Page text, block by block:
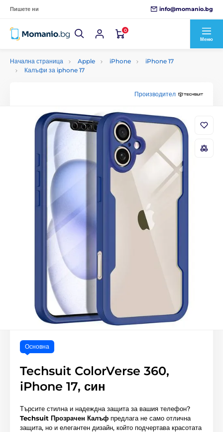
Пишете ни info@momanio.bg
0
Меню
Начална страница Apple iPhone
iPhone 17
Калъфи за iphone 17
Производител
Основна
Techsuit ColorVerse 360,
iPhone 17, син
Търсите стилна и надеждна защита за вашия телефон?
Techsuit Прозрачен Калъф предлага не само отлична
защита, но и елегантен дизайн, който подчертава красотата